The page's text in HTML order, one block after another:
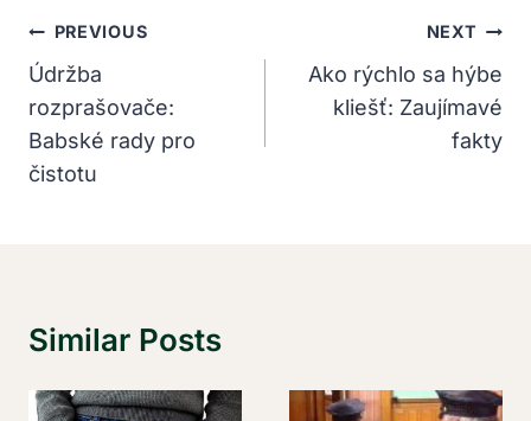
Navigácia
V
Článku
PREVIOUS
Údržba
rozprašovače:
Babské rady pro
čistotu
NEXT
Ako rýchlo sa hýbe
kliešť: Zaujímavé
fakty
Similar Posts